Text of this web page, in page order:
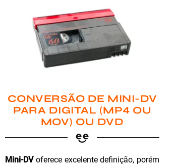
CONVERSÃO DE MINI-DV
PARA DIGITAL (MP4 OU
MOV) OU DVD
Mini-DVoferece excelente definição, porém